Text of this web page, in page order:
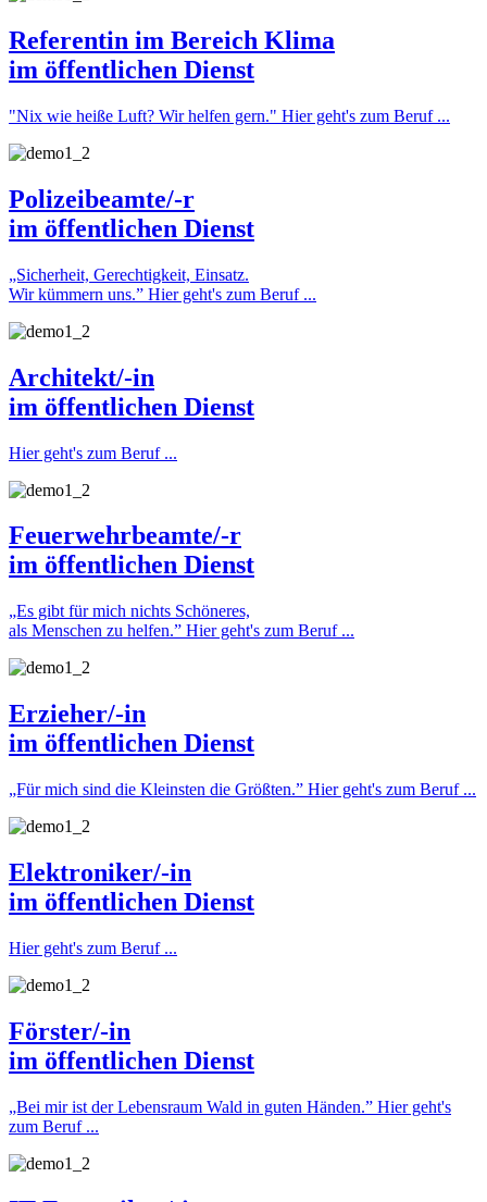
Referentin im Bereich Klima
im öffentlichen Dienst
"Nix wie heiße Luft? Wir helfen gern." Hier geht's zum Beruf ...
Polizeibeamte/-r
im öffentlichen Dienst
„Sicherheit, Gerechtigkeit, Einsatz.
Wir kümmern uns.” Hier geht's zum Beruf ...
Architekt/-in
im öffentlichen Dienst
Hier geht's zum Beruf ...
Feuerwehrbeamte/-r
im öffentlichen Dienst
„Es gibt für mich nichts Schöneres,
als Menschen zu helfen.” Hier geht's zum Beruf ...
Erzieher/-in
im öffentlichen Dienst
„Für mich sind die Kleinsten die Größten.” Hier geht's zum Beruf ...
Elektroniker/-in
im öffentlichen Dienst
Hier geht's zum Beruf ...
Förster/-in
im öffentlichen Dienst
„Bei mir ist der Lebensraum Wald in guten Händen.” Hier geht's
zum Beruf ...